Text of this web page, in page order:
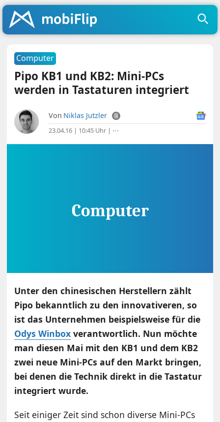
Computer
Pipo KB1 und KB2: Mini-PCs
werden in Tastaturen integriert
Von Niklas Jutzler
23.04.16 | 10:45 Uhr | ⋯
Unter den chinesischen Herstellern zählt
Pipo bekanntlich zu den innovativeren, so
ist das Unternehmen beispielsweise für die
Odys Winbox verantwortlich. Nun möchte
man diesen Mai mit den KB1 und dem KB2
zwei neue Mini-PCs auf den Markt bringen,
bei denen die Technik direkt in die Tastatur
integriert wurde.
Seit einiger Zeit sind schon diverse Mini-PCs